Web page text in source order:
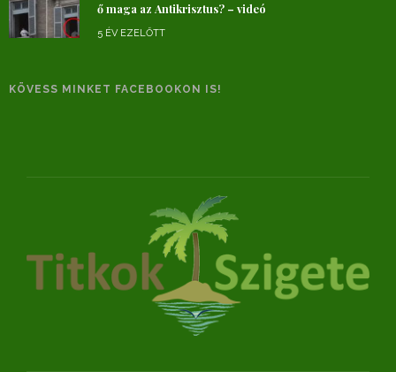
ő maga az Antikrisztus? – videó
5 ÉV EZELŐTT
KÖVESS MINKET FACEBOOKON IS!